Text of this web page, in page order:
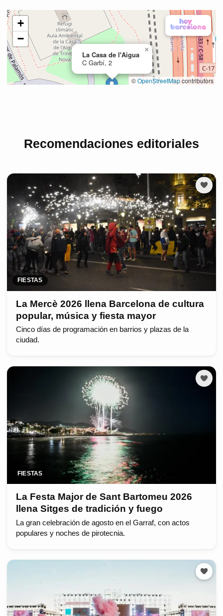
Recomendaciones editoriales
FIESTAS
La Mercè 2026 llena Barcelona de cultura
popular, música y fiesta mayor
Cinco días de programación en barrios y plazas de la
ciudad.
FIESTAS
La Festa Major de Sant Bartomeu 2026
llena Sitges de tradición y fuego
La gran celebración de agosto en el Garraf, con actos
populares y noches de pirotecnia.